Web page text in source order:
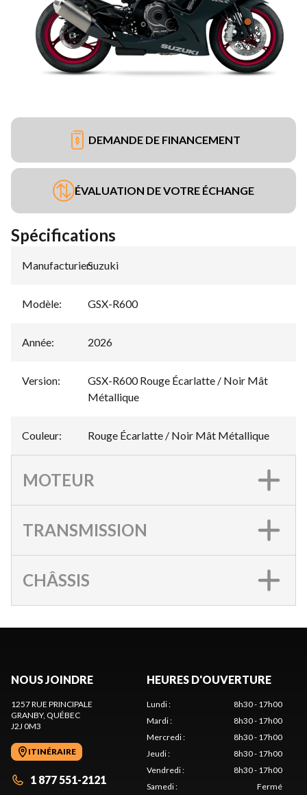
DEMANDE DE FINANCEMENT
ÉVALUATION DE VOTRE ÉCHANGE
Spécifications
Manufacturier:
Suzuki
Modèle: GSX-R600
Année: 2026
Version:
GSX-R600 Rouge Écarlatte / Noir Mât
Métallique
Couleur: Rouge Écarlatte / Noir Mât Métallique
MOTEUR
TRANSMISSION
CHÂSSIS
NOUS JOINDRE
1257 RUE PRINCIPALE
GRANBY, QUÉBEC
J2J 0M3
ITINÉRAIRE
1 877 551-2121
HEURES D'OUVERTURE
Lundi:
8h30 - 17h00
Mardi:
8h30 - 17h00
Mercredi:
8h30 - 17h00
Jeudi:
8h30 - 17h00
Vendredi:
8h30 - 17h00
Samedi: Fermé